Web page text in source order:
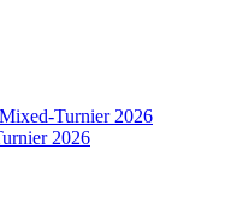
Turnier 2026
2026